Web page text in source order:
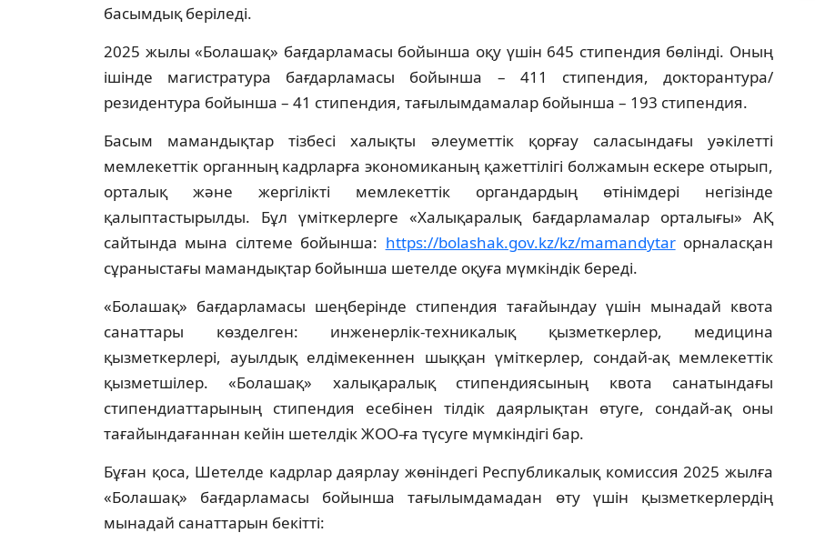
басымдық беріледі.
2025 жылы «Болашақ» бағдарламасы бойынша оқу үшін 645 стипендия бөлінді. Оның
ішінде магистратура бағдарламасы бойынша – 411 стипендия, докторантура/
резидентура бойынша – 41 стипендия, тағылымдамалар бойынша – 193 стипендия.
Басым мамандықтар тізбесі халықты әлеуметтік қорғау саласындағы уәкілетті
мемлекеттік органның кадрларға экономиканың қажеттілігі болжамын ескере отырып,
орталық және жергілікті мемлекеттік органдардың өтінімдері негізінде
қалыптастырылды. Бұл үміткерлерге «Халықаралық бағдарламалар орталығы» АҚ
сайтында мына сілтеме бойынша: https://bolashak.gov.kz/kz/mamandytarорналасқан
сұраныстағы мамандықтар бойынша шетелде оқуға мүмкіндік береді.
«Болашақ» бағдарламасы шеңберінде стипендия тағайындау үшін мынадай квота
санаттары көзделген: инженерлік-техникалық қызметкерлер, медицина
қызметкерлері, ауылдық елдімекеннен шыққан үміткерлер, сондай-ақ мемлекеттік
қызметшілер. «Болашақ» халықаралық стипендиясының квота санатындағы
стипендиаттарының стипендия есебінен тілдік даярлықтан өтуге, сондай-ақ оны
тағайындағаннан кейін шетелдік ЖОО-ға түсуге мүмкіндігі бар.
Бұған қоса, Шетелде кадрлар даярлау жөніндегі Республикалық комиссия 2025 жылға
«Болашақ» бағдарламасы бойынша тағылымдамадан өту үшін қызметкерлердің
мынадай санаттарын бекітті: